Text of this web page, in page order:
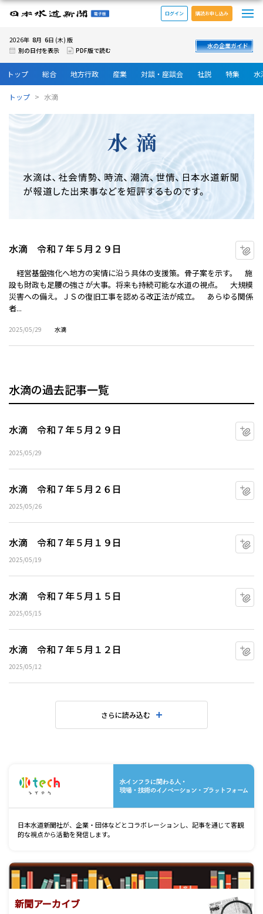
日本水道新聞 電子版
ログイン 購読お申し込み
2026年 8月 6日 (木) 版
別の日付を表示
PDF版で読む
水の企業ガイド
トップ 総合 地方行政 産業 対談・座談会 社説 特集 水
トップ 水滴
水滴 令和７年５月２９日
経営基盤強化へ地方の実情に沿う具体の支援策。骨子案を示す。 施
設も財政も足腰の強さが大事。将来も持続可能な水道の視点。 大規模
災害への備え。ＪＳの復旧工事を認める改正法が成立。 あらゆる関係
者...
2025/05/29 水滴
水滴の過去記事一覧
水滴 令和７年５月２９日
2025/05/29
水滴 令和７年５月２６日
2025/05/26
水滴 令和７年５月１９日
2025/05/19
水滴 令和７年５月１５日
2025/05/15
水滴 令和７年５月１２日
2025/05/12
さらに読み込む
日本水道新聞社が、企業・団体などとコラボレーションし、記事を通じて客観
的な視点から活動を発信します。
新聞アーカイブ